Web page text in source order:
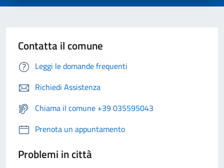
Contatta il comune
Leggi le domande frequenti
Richiedi Assistenza
Chiama il comune +39 035595043
Prenota un appuntamento
Problemi in città